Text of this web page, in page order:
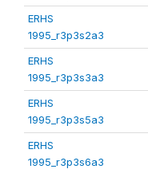
ERHS
1995_r3p3s2a3
ERHS
1995_r3p3s3a3
ERHS
1995_r3p3s5a3
ERHS
1995_r3p3s6a3